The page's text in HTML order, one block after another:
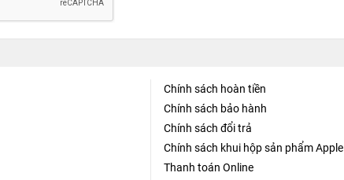
Chính sách hoàn tiền
Chính sách bảo hành
Chính sách đổi trả
Chính sách khui hộp sản phẩm Apple
Thanh toán Online